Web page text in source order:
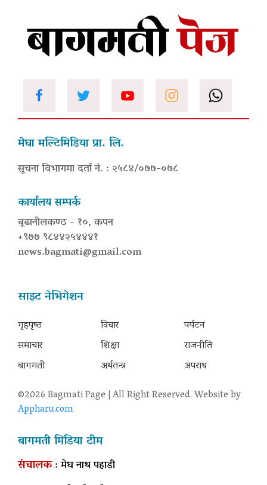
मेघा मल्टिमिडिया प्रा. लि.
सूचना विभागमा दर्ता नं. : २५८४/०७७-०७८
कार्यालय सम्पर्क
बूढानीलकण्ठ - १०, कपन
+९७७ ९८४४२५४४४१
news.bagmati@gmail.com
साइट नेभिगेशन
गृहपृष्‍ठ
समाचार
बागमती
विचार
शिक्षा
अर्थतन्त्र
पर्यटन
राजनीति
अपराध
©2026 Bagmati Page | All Right Reserved. Website by
Appharu.com
बागमती मिडिया टीम
संचालक: मेघ नाथ पहाडी